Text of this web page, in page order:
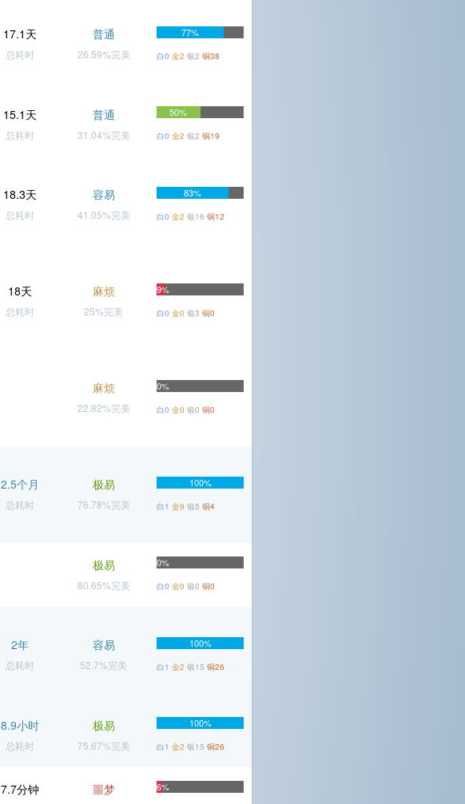
17.1天
总耗时
普通
26.59%完美
77%
白0 金2 银2 铜38
15.1天
总耗时
普通
31.04%完美
50%
白0 金2 银2 铜19
18.3天
总耗时
容易
41.05%完美
83%
白0 金2 银16 铜12
18天
总耗时
麻烦
25%完美
9%
白0 金0 银3 铜0
麻烦
22.82%完美
0%
白0 金0 银0 铜0
2.5个月
总耗时
极易
76.78%完美
100%
白1 金9 银5 铜4
极易
80.65%完美
0%
白0 金0 银0 铜0
2年
总耗时
容易
52.7%完美
100%
白1 金2 银15 铜26
8.9小时
总耗时
极易
75.67%完美
100%
白1 金2 银15 铜26
7.7分钟 噩梦 6%